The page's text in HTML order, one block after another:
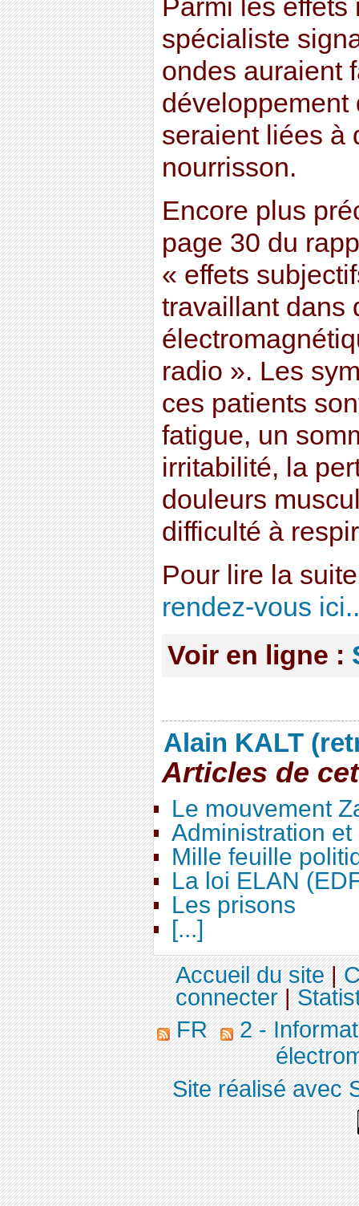
Parmi les
spécialiste
ondes auraient
développement
seraient liées à
nourrisson.
Encore plus
page 30 du
« effets
travaillant dans
radio ». Les
ces patients
fatigue, un
irritabilité, la
douleurs
difficulté à
Pour lire la
rendez-vous
Voir en ligne :
Alain KALT
Articles de
Le mouvement
Administration
Mille feuille
La loi ELAN
Les prisons
[...]
Accueil du site|
connecter|
FR
2 -
Site réalisé avec